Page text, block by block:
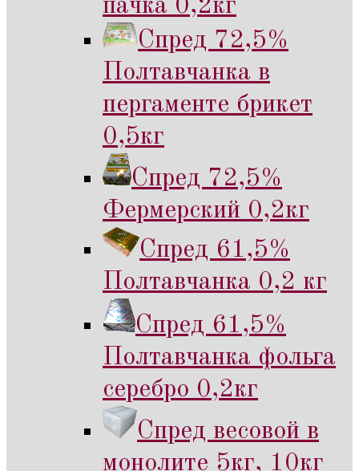
пачка 0,2кг
Спред 72,5%
Полтавчанка в
пергаменте брикет
0,5кг
Спред 72,5%
Фермерский 0,2кг
Спред 61,5%
Полтавчанка 0,2 кг
Спред 61,5%
Полтавчанка фольга
серебро 0,2кг
Спред весовой в
монолите 5кг, 10кг